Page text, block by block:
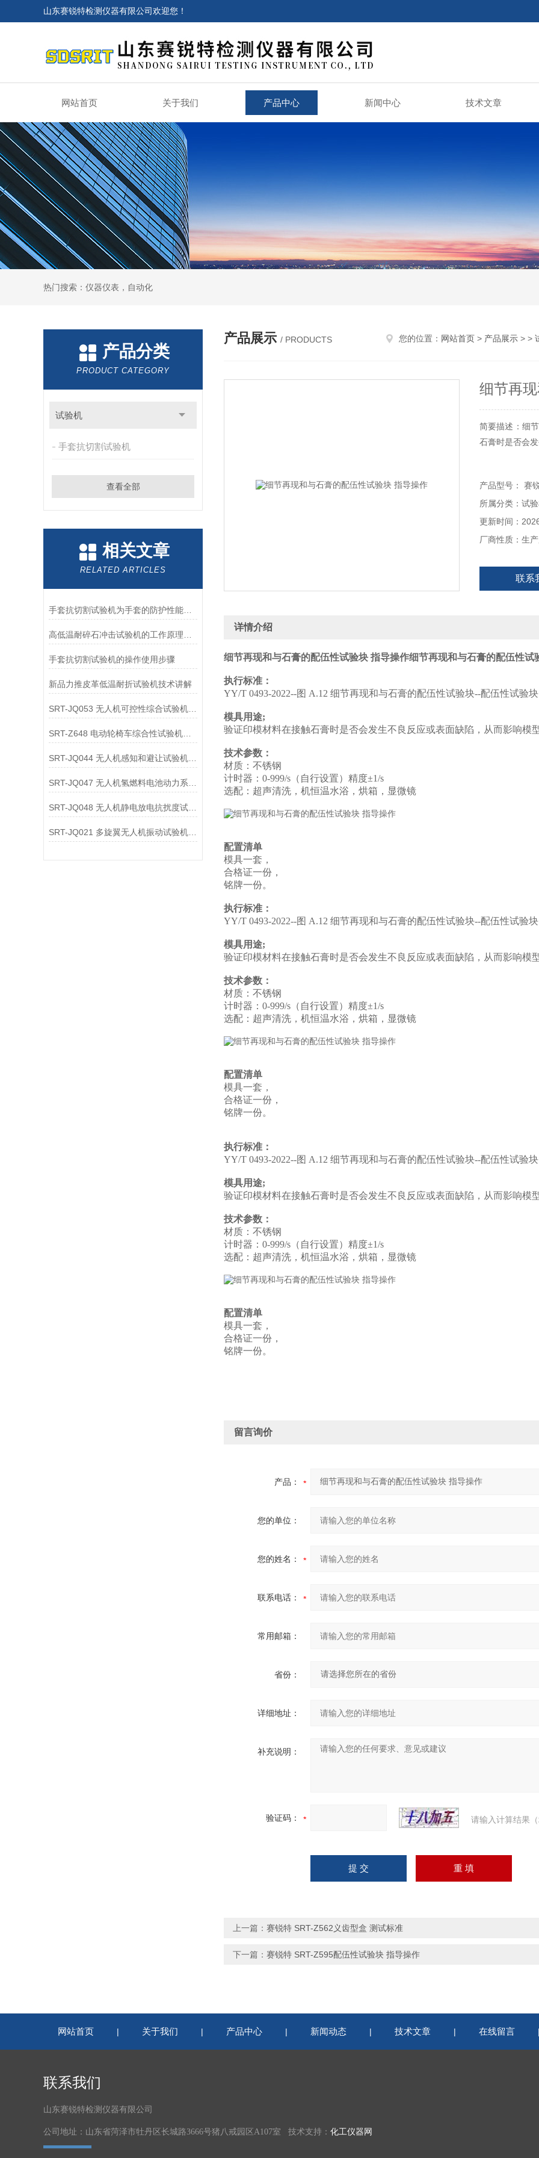
山东赛锐特检测仪器有限公司欢迎您！
网站首页 关于我们 产品中心 新闻中心 技术文章
热门搜索：仪器仪表，自动化
产品分类
PRODUCT CATEGORY
试验机
手套抗切割试验机
查看全部
相关文章
RELATED ARTICLES
手套抗切割试验机为手套的防护性能提供了客观数据
手套抗切割试验机的操作使用步骤
新品力推皮革低温耐折试验机技术讲解
SRT-JQ053 无人机可控性综合试验机的应用领域介绍
SRT-Z648 电动轮椅车综合性试验机可以用在哪些方面
SRT-JQ044 无人机感知和避让试验机的应用领域有哪些
SRT-JQ048 无人机静电放电抗扰度试验机有哪些特点
SRT-JQ021 多旋翼无人机振动试验机简单介绍 质量保证
产品展示 / PRODUCTS 您的位置： 网站首页 > 产品展示 > >
细节再
简要描述：细
石膏时是否会
产品型号： 赛
所属分类：试
更新时间：
厂商性质：生
联系
详情介绍
细节再现和与石膏的配伍性试验块 指导操作细节再现和与石膏的配伍性试
执行标准：
YY/T 0493-2022--图 A.12 细节再现和与石膏的配伍性试验块--配伍性试验块
模具用途;
验证印模材料在接触石膏时是否会发生不良反应或表面缺陷，从而影响模
技术参数：
材质：不锈钢
计时器：0-999/s（自行设置）精度±1/s
选配：超声清洗，机恒温水浴，烘箱，显微镜
配置清单
模具一套，
合格证一份，
铭牌一份。
执行标准：
YY/T 0493-2022--图 A.12 细节再现和与石膏的配伍性试验块--配伍性试验块
模具用途;
验证印模材料在接触石膏时是否会发生不良反应或表面缺陷，从而影响模
技术参数：
材质：不锈钢
计时器：0-999/s（自行设置）精度±1/s
选配：超声清洗，机恒温水浴，烘箱，显微镜
配置清单
模具一套，
合格证一份，
铭牌一份。
执行标准：
YY/T 0493-2022--图 A.12 细节再现和与石膏的配伍性试验块--配伍性试验块
模具用途;
验证印模材料在接触石膏时是否会发生不良反应或表面缺陷，从而影响模
技术参数：
材质：不锈钢
计时器：0-999/s（自行设置）精度±1/s
选配：超声清洗，机恒温水浴，烘箱，显微镜
配置清单
模具一套，
合格证一份，
铭牌一份。
留言询价
产品：
您的单位：
您的姓名：
联系电话：
常用邮箱：
省份：
详细地址：
补充说明：
验证码： 请输入计算结果
上一篇： 赛锐特 SRT-Z562义齿型盒 测试标准
下一篇： 赛锐特 SRT-Z595配伍性试验块 指导操作
网站首页 | 关于我们 | 产品中心 | 新闻动态 | 技术文章 | 在线留言
联系我们
山东赛锐特检测仪器有限公司
公司地址：山东省菏泽市牡丹区长城路3666号猪八戒园区A107室 技术支持： 化工仪器网